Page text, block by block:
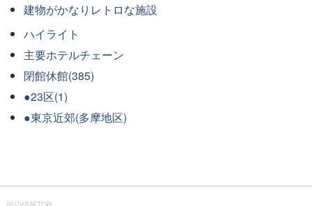
建物がかなりレトロな施設
ハイライト
主要ホテルチェーン
閉館休館(385)
●23区(1)
●東京近郊(多摩地区)